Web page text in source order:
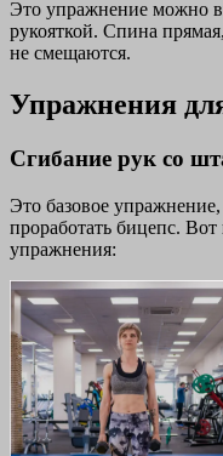
Это упражнение можно
рукояткой. Спина
не смещаются.
Упражнения
Сгибание рук со
Это базовое
проработать бицепс.
упражнения: